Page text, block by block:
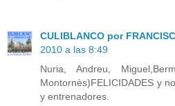
CULIBLANCO por
2010 a las 8:49
Nuria, Andreu,
Montornès)FELICIDADES y
y entrenadores.